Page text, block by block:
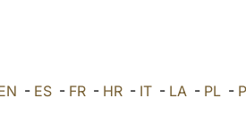
- ES- FR- HR- IT- LA- PL-